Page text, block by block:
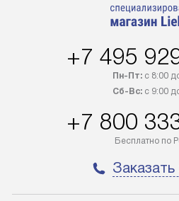
+7 495
Пн-Пт:с 8:00
Сб-Вс:с 9:00
+7 800
Бесплатно по
Заказать